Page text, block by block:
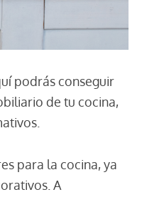
podrás conseguir
de tu cocina,
para la cocina, ya
A